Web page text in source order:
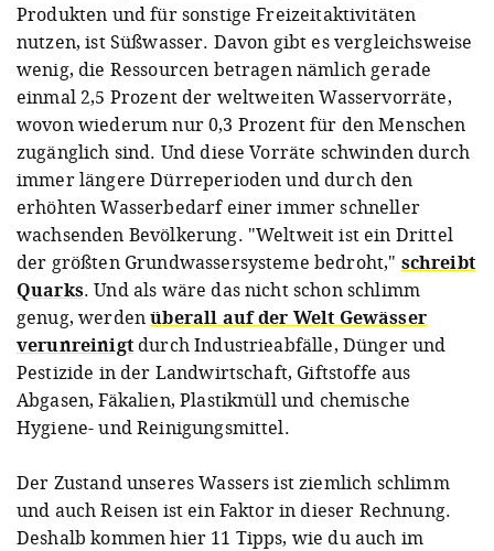
Produkten und für sonstige Freizeitaktivitäten
nutzen, ist Süßwasser. Davon gibt es vergleichsweise
wenig, die Ressourcen betragen nämlich gerade
einmal 2,5 Prozent der weltweiten Wasservorräte,
wovon wiederum nur 0,3 Prozent für den Menschen
zugänglich sind. Und diese Vorräte schwinden durch
immer längere Dürreperioden und durch den
erhöhten Wasserbedarf einer immer schneller
wachsenden Bevölkerung. "Weltweit ist ein Drittel
der größten Grundwassersysteme bedroht," schreibt
Quarks. Und als wäre das nicht schon schlimm
genug, werdenüberall auf der Welt Gewässer
verunreinigtdurch Industrieabfälle, Dünger und
Pestizide in der Landwirtschaft, Giftstoffe aus
Abgasen, Fäkalien, Plastikmüll und chemische
Hygiene- und Reinigungsmittel.
Der Zustand unseres Wassers ist ziemlich schlimm
und auch Reisen ist ein Faktor in dieser Rechnung.
Deshalb kommen hier 11 Tipps, wie du auch im